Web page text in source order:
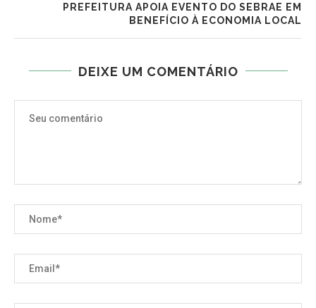
PREFEITURA APOIA EVENTO DO SEBRAE EM
BENEFÍCIO À ECONOMIA LOCAL
DEIXE UM COMENTÁRIO